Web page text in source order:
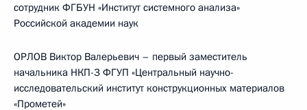
сотрудник ФГБУН «Институт системного анализа»
Российской академии наук
ОРЛОВ Виктор Валерьевич – первый заместитель
начальника НКП-3 ФГУП «Центральный научно-
исследовательский институт конструкционных материалов
«Прометей»